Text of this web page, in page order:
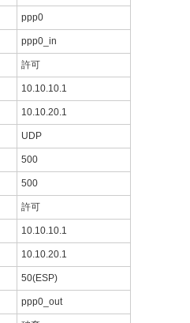
ppp0
ppp0_in
許可
10.10.10.1
10.10.20.1
UDP
500
500
許可
10.10.10.1
10.10.20.1
50(ESP)
ppp0_out